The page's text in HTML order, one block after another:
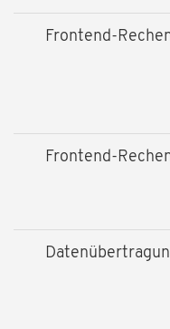
Frontend-
Frontend-